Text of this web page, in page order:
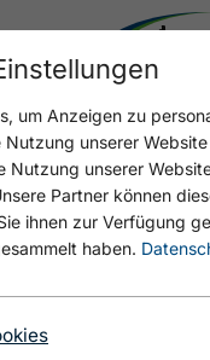
um Anzeigen zu
unserer
Nutzung unserer
Partner können
ihnen zur Verfügung
haben.